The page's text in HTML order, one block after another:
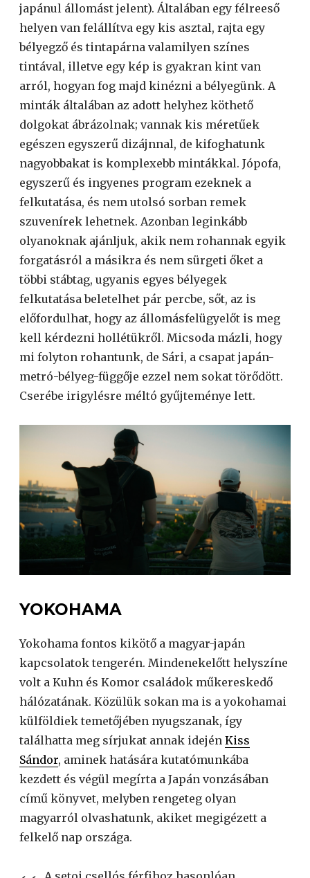
japánul állomást jelent). Általában egy félreeső
helyen van felállítva egy kis asztal, rajta egy
bélyegző és tintapárna valamilyen színes
tintával, illetve egy kép is gyakran kint van
arról, hogyan fog majd kinézni a bélyegünk. A
minták általában az adott helyhez köthető
dolgokat ábrázolnak; vannak kis méretűek
egészen egyszerű dizájnnal, de kifoghatunk
nagyobbakat is komplexebb mintákkal. Jópofa,
egyszerű és ingyenes program ezeknek a
felkutatása, és nem utolsó sorban remek
szuvenírek lehetnek. Azonban leginkább
olyanoknak ajánljuk, akik nem rohannak egyik
forgatásról a másikra és nem sürgeti őket a
többi stábtag, ugyanis egyes bélyegek
felkutatása beletelhet pár percbe, sőt, az is
előfordulhat, hogy az állomásfelügyelőt is meg
kell kérdezni hollétükről. Micsoda mázli, hogy
mi folyton rohantunk, de Sári, a csapat japán-
metró-bélyeg-függője ezzel nem sokat törődött.
Cserébe irigylésre méltó gyűjteménye lett.
YOKOHAMA
Yokohama fontos kikötő a magyar-japán
kapcsolatok tengerén. Mindenekelőtt helyszíne
volt a Kuhn és Komor családok műkereskedő
hálózatának. Közülük sokan ma is a yokohamai
külföldiek temetőjében nyugszanak, így
találhatta meg sírjukat annak idején Kiss
Sándor, aminek hatására kutatómunkába
kezdett és végül megírta a Japán vonzásában
című könyvet, melyben rengeteg olyan
magyarról olvashatunk, akiket megigézett a
felkelő nap országa.